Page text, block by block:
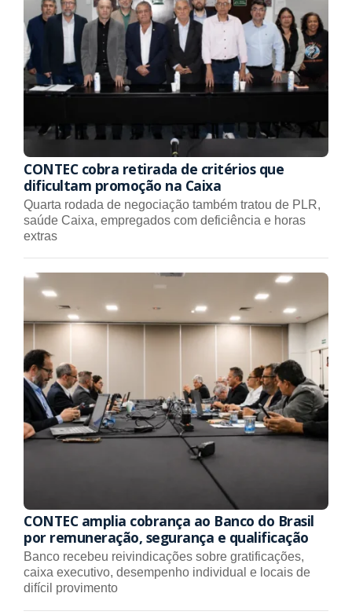
CONTEC cobra retirada de critérios que
dificultam promoção na Caixa
Quarta rodada de negociação também tratou de PLR,
saúde Caixa, empregados com deficiência e horas
extras
CONTEC amplia cobrança ao Banco do Brasil
por remuneração, segurança e qualificação
Banco recebeu reivindicações sobre gratificações,
caixa executivo, desempenho individual e locais de
difícil provimento